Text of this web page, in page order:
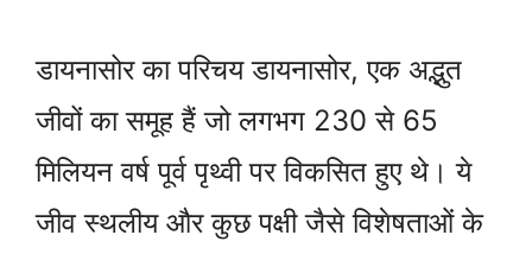
डायनासोर का परिचय डायनासोर, एक अद्भुत
जीवों का समूह हैं जो लगभग 230 से 65
मिलियन वर्ष पूर्व पृथ्वी पर विकसित हुए थे। ये
जीव स्थलीय और कुछ पक्षी जैसे विशेषताओं के